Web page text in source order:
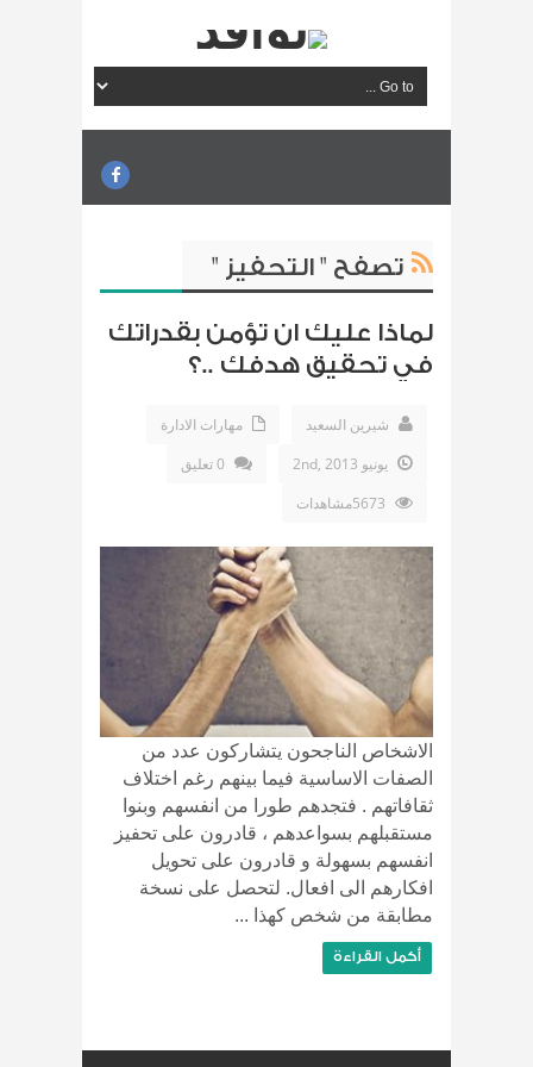
تصفح " التحفيز "
لماذا عليك ان تؤمن بقدراتك
في تحقيق هدفك ..؟
شيرين السعيد
مهارات الادارة
يونيو 2nd, 2013
0 تعليق
الاشخاص الناجحون يتشاركون عدد من
الصفات الاساسية فيما بينهم رغم اختلاف
ثقافاتهم . فتجدهم طورا من انفسهم وبنوا
مستقبلهم بسواعدهم ، قادرون على تحفيز
انفسهم بسهولة و قادرون على تحويل
افكارهم الى افعال. لتحصل على نسخة
مطابقة من شخص كهذا ...
أكمل القراءة